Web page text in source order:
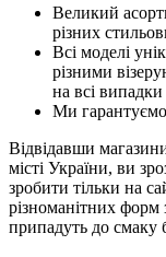
Великий
різних
Всі моделі
різними
на всі
Ми гарантуємо
Відвідавши
місті України, ви
зробити тільки на
різноманітних
припадуть до смаку